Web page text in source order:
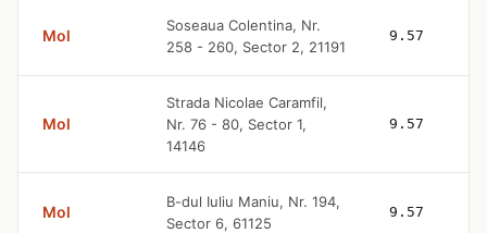
Mol
Soseaua Colentina, Nr.
258 - 260, Sector 2, 21191
9.57
Mol
Strada Nicolae Caramfil,
Nr. 76 - 80, Sector 1,
14146
9.57
Mol
B-dul Iuliu Maniu, Nr. 194,
Sector 6, 61125
9.57